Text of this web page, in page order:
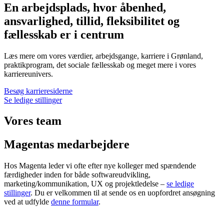
En arbejdsplads, hvor åbenhed,
ansvarlighed, tillid, fleksibilitet og
fællesskab er i centrum
Læs mere om vores værdier, arbejdsgange, karriere i Grønland,
praktikprogram, det sociale fællesskab og meget mere i vores
karriereunivers.
Besøg karrieresiderne
Se ledige stillinger
Vores team
Magentas medarbejdere
Hos Magenta leder vi ofte efter nye kolleger med spændende
færdigheder inden for både softwareudvikling,
marketing/kommunikation, UX og projektledelse – se ledige
stillinger. Du er velkommen til at sende os en uopfordret ansøgning
ved at udfylde denne formular.